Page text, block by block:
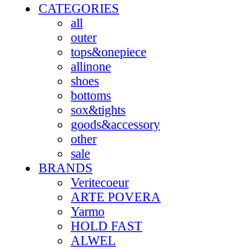
CATEGORIES
all
outer
tops&onepiece
allinone
shoes
bottoms
sox&tights
goods&accessory
other
sale
BRANDS
Veritecoeur
ARTE POVERA
Yarmo
HOLD FAST
ALWEL